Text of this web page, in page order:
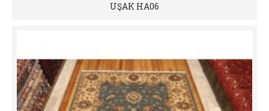
UŞAK HA06